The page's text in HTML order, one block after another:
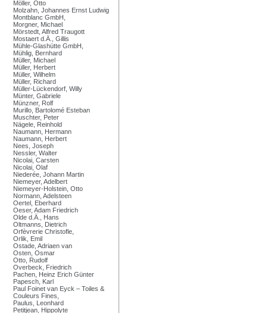
Möller, Otto
Molzahn, Johannes Ernst Ludwig
Montblanc GmbH,
Morgner, Michael
Mörstedt, Alfred Traugott
Mostaert d.Ä., Gillis
Mühle-Glashütte GmbH,
Mühlig, Bernhard
Müller, Michael
Müller, Herbert
Müller, Wilhelm
Müller, Richard
Müller-Lückendorf, Willy
Münter, Gabriele
Münzner, Rolf
Murillo, Bartolomé Esteban
Muschter, Peter
Nägele, Reinhold
Naumann, Hermann
Naumann, Herbert
Nees, Joseph
Nessler, Walter
Nicolai, Carsten
Nicolai, Olaf
Niederée, Johann Martin
Niemeyer, Adelbert
Niemeyer-Holstein, Otto
Normann, Adelsteen
Oertel, Eberhard
Oeser, Adam Friedrich
Olde d.Ä., Hans
Oltmanns, Dietrich
Orfèvrerie Christofle,
Orlik, Emil
Ostade, Adriaen van
Osten, Osmar
Otto, Rudolf
Overbeck, Friedrich
Pachen, Heinz Erich Günter
Papesch, Karl
Paul Foinet van Eyck – Toiles &
Couleurs Fines,
Paulus, Leonhard
Petitjean, Hippolyte